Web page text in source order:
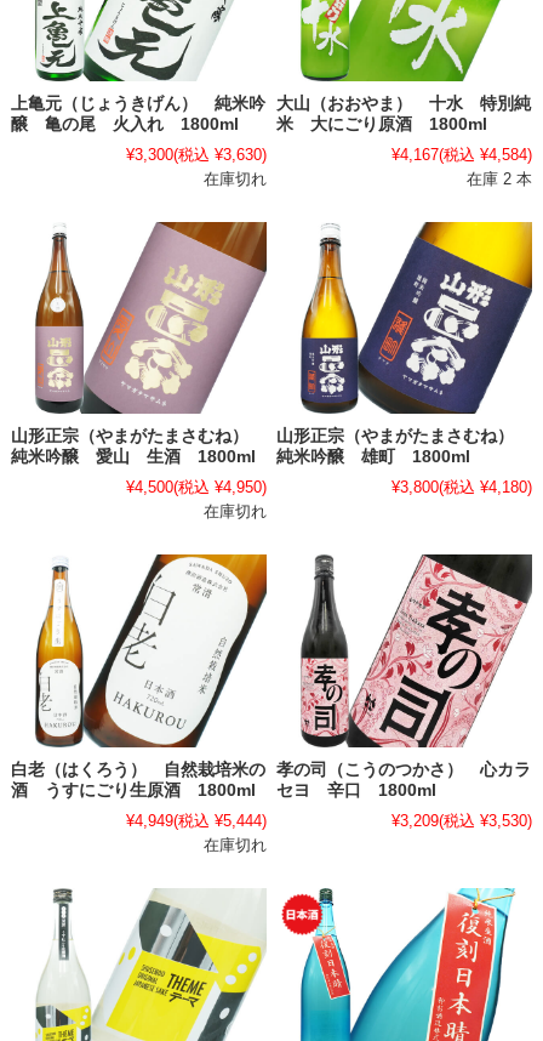
上亀元（じょうきげん） 純米吟
醸 亀の尾 火入れ 1800ml
¥3,300(税込 ¥3,630)
在庫切れ
大山（おおやま） 十水 特別純
米 大にごり原酒 1800ml
¥4,167(税込 ¥4,584)
在庫 2 本
山形正宗（やまがたまさむね）
純米吟醸 愛山 生酒 1800ml
¥4,500(税込 ¥4,950)
在庫切れ
山形正宗（やまがたまさむね）
純米吟醸 雄町 1800ml
¥3,800(税込 ¥4,180)
白老（はくろう） 自然栽培米の
酒 うすにごり生原酒 1800ml
¥4,949(税込 ¥5,444)
在庫切れ
孝の司（こうのつかさ） 心カラ
セヨ 辛口 1800ml
¥3,209(税込 ¥3,530)